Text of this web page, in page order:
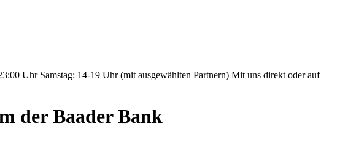
Uhr Samstag: 14-19 Uhr (mit ausgewählten Partnern) Mit uns direkt oder auf
der Baader Bank